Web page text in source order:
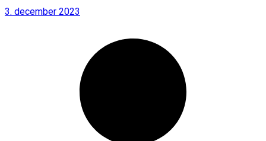
3. december 2023